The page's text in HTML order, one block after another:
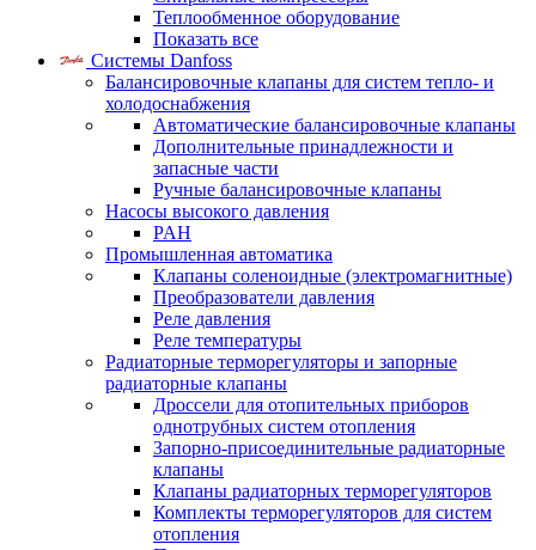
Теплообменное оборудование
Показать все
Системы Danfoss
Балансировочные клапаны для систем тепло- и
холодоснабжения
Автоматические балансировочные клапаны
Дополнительные принадлежности и
запасные части
Ручные балансировочные клапаны
Насосы высокого давления
PAH
Промышленная автоматика
Клапаны соленоидные (электромагнитные)
Преобразователи давления
Реле давления
Реле температуры
Радиаторные терморегуляторы и запорные
радиаторные клапаны
Дроссели для отопительных приборов
однотрубных систем отопления
Запорно-присоединительные радиаторные
клапаны
Клапаны радиаторных терморегуляторов
Комплекты терморегуляторов для систем
отопления